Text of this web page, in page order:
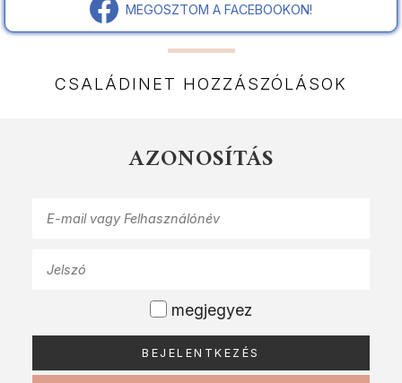
MEGOSZTOM A FACEBOOKON!
CSALÁDINET HOZZÁSZÓLÁSOK
AZONOSÍTÁS
megjegyez